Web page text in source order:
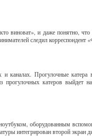
виноват», и даже понятно,
следил корреспондент
каналах. Прогулочные
катеров выйдет
оборудованным
интегрирован второй экран